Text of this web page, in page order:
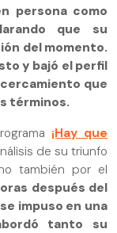
persona como
que su
del momento.
y bajó el perfil
que
términos.
¡Hay que
de su triunfo
también por el
después del
impuso en una
tanto su